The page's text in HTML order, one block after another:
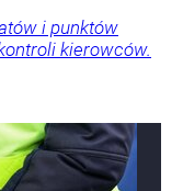
i punktów
kierowców.